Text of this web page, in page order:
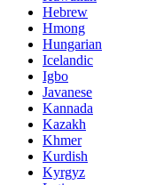
Hebrew
Hmong
Hungarian
Icelandic
Igbo
Javanese
Kannada
Kazakh
Khmer
Kurdish
Kyrgyz